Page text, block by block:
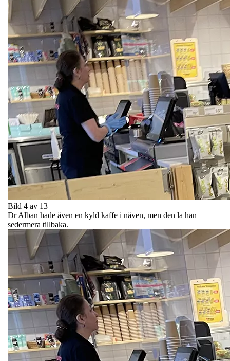
Bild 4 av 13
Dr Alban hade även en kyld kaffe i näven, men den la han
sedermera tillbaka.